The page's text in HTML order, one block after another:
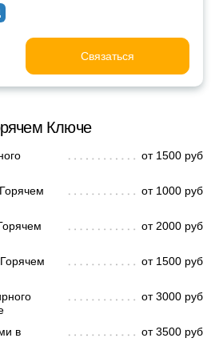
Связаться
Ключе
от 1500 руб
от 1000 руб
от 2000 руб
от 1500 руб
от 3000 руб
в
от 3500 руб